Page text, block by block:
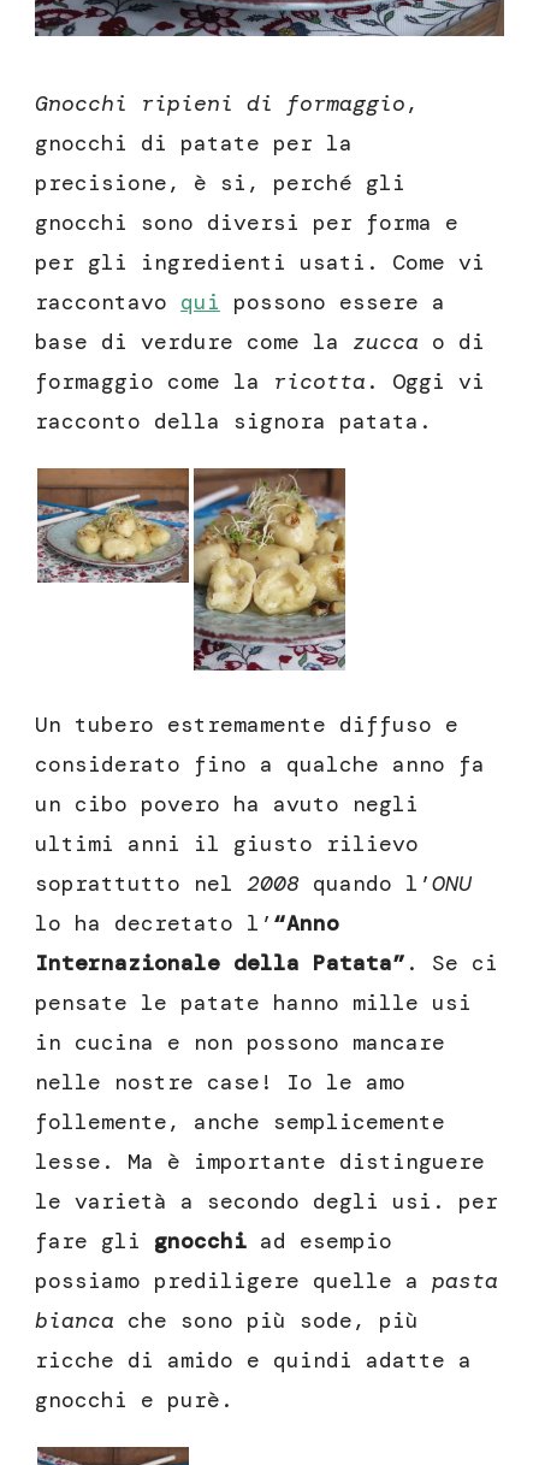
Gnocchi ripieni di formaggio,
gnocchi di patate per la
precisione, è si, perché gli
gnocchi sono diversi per forma e
per gli ingredienti usati. Come vi
raccontavo qui possono essere a
base di verdure come la zucca o di
formaggio come la ricotta . Oggi vi
racconto della signora patata.
Un tubero estremamente diffuso e
considerato fino a qualche anno fa
un cibo povero ha avuto negli
ultimi anni il giusto rilievo
soprattutto nel 2008 quando l’ONU
lo ha decretato l’ “Anno
Internazionale della Patata” . Se ci
pensate le patate hanno mille usi
in cucina e non possono mancare
nelle nostre case! Io le amo
follemente, anche semplicemente
lesse. Ma è importante distinguere
le varietà a secondo degli usi. per
fare gli gnocchi ad esempio
possiamo prediligere quelle a pasta
bianca che sono più sode, più
ricche di amido e quindi adatte a
gnocchi e purè.